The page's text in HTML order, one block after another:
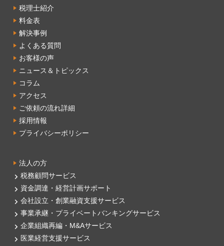
税理士紹介
料金表
解決事例
よくある質問
お客様の声
ニュース＆トピックス
コラム
アクセス
ご依頼の流れ詳細
採用情報
プライバシーポリシー
法人の方
税務顧問サービス
資金調達・経営計画サポート
会社設立・創業融資支援サービス
事業承継・プライベートバンキングサービス
企業組織再編・M&Aサービス
医業経営支援サービス